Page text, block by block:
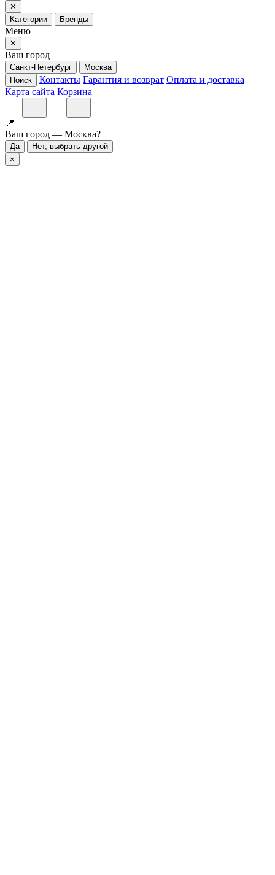
✕
Категории
Бренды
Меню
✕
Ваш город
Санкт-Петербург
Москва
Поиск
Контакты Гарантия и возврат Оплата и доставка
Карта сайта Корзина
📍
Ваш город — Москва?
Да
Нет, выбрать другой
×